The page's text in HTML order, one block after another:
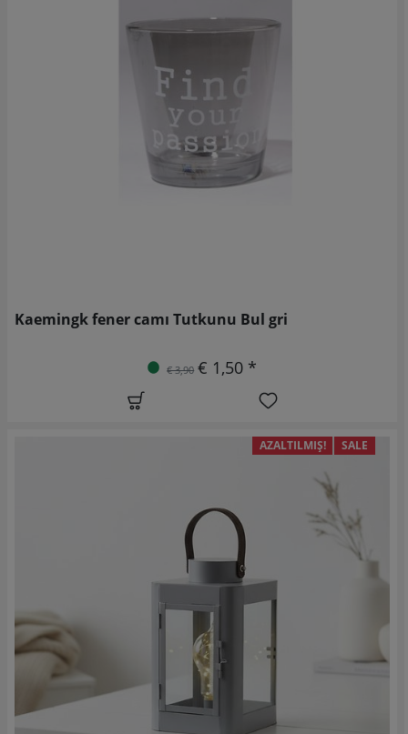
Kaemingk fener camı Tutkunu Bul gri
€ 3,90 € 1,50 *
AZALTILMIŞ! SALE